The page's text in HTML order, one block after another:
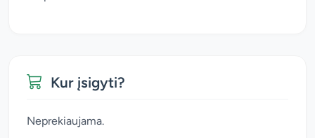
Kur įsigyti?
Neprekiaujama.